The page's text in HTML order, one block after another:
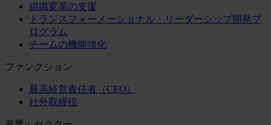
組織変革の支援
トランスフォーメーショナル・リーダーシップ開発プ
ログラム
チームの機能強化
ファンクション
最高経営責任者（CEO）
社外取締役